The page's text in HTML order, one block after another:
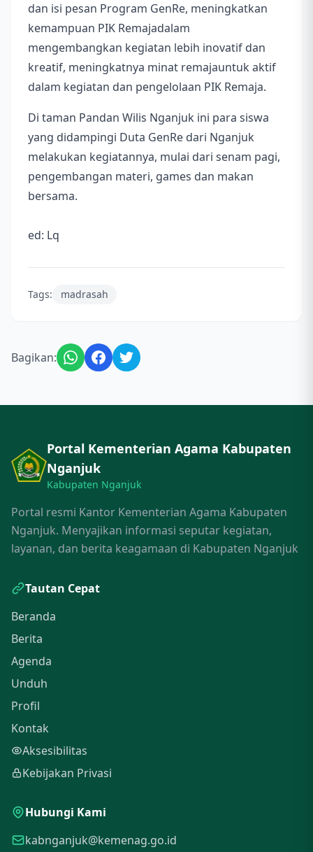
dan isi pesan Program GenRe, meningkatkan
kemampuan PIK Remajadalam
mengembangkan kegiatan lebih inovatif dan
kreatif, meningkatnya minat remajauntuk aktif
dalam kegiatan dan pengelolaan PIK Remaja.
Di taman Pandan Wilis Nganjuk ini para siswa
yang didampingi Duta GenRe dari Nganjuk
melakukan kegiatannya, mulai dari senam pagi,
pengembangan materi, games dan makan
bersama.
ed: Lq
Tags: madrasah
Bagikan:
Portal Kementerian Agama Kabupaten
Nganjuk
Kabupaten Nganjuk
Portal resmi Kantor Kementerian Agama Kabupaten
Nganjuk. Menyajikan informasi seputar kegiatan,
layanan, dan berita keagamaan di Kabupaten Nganjuk
Tautan Cepat
Beranda
Berita
Agenda
Unduh
Profil
Kontak
Aksesibilitas
Kebijakan Privasi
Hubungi Kami
kabnganjuk@kemenag.go.id